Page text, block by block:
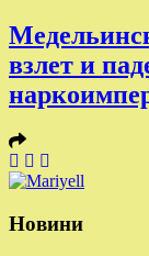
взлет и
Новини